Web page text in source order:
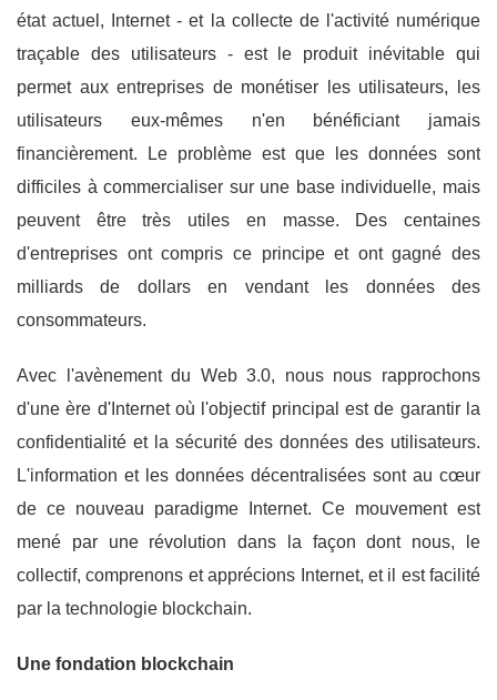
état actuel, Internet - et la collecte de l'activité numérique
traçable des utilisateurs - est le produit inévitable qui
permet aux entreprises de monétiser les utilisateurs, les
utilisateurs eux-mêmes n'en bénéficiant jamais
financièrement. Le problème est que les données sont
difficiles à commercialiser sur une base individuelle, mais
peuvent être très utiles en masse. Des centaines
d'entreprises ont compris ce principe et ont gagné des
milliards de dollars en vendant les données des
consommateurs.
Avec l'avènement du Web 3.0, nous nous rapprochons
d'une ère d'Internet où l'objectif principal est de garantir la
confidentialité et la sécurité des données des utilisateurs.
L'information et les données décentralisées sont au cœur
de ce nouveau paradigme Internet. Ce mouvement est
mené par une révolution dans la façon dont nous, le
collectif, comprenons et apprécions Internet, et il est facilité
par la technologie blockchain.
Une fondation blockchain